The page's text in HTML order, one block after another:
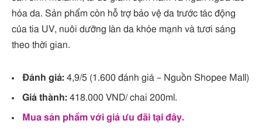
hóa da. Sản phẩm còn hỗ trợ bảo vệ da trước tác động
của tia UV, nuôi dưỡng làn da khỏe mạnh và tươi sáng
theo thời gian.
Đánh giá: 4,9/5 (1.600 đánh giá – Nguồn Shopee Mall)
Giá thành: 418.000 VND/ chai 200ml.
Mua sản phẩm với giá ưu đãi tại đây.